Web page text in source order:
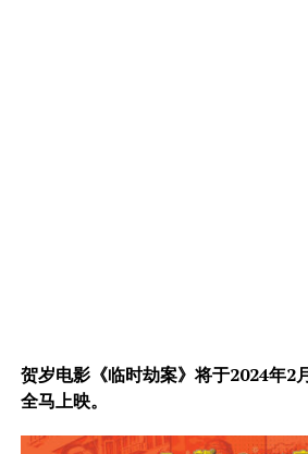
贺岁电影《临时劫案》将于2024年2
全马上映。